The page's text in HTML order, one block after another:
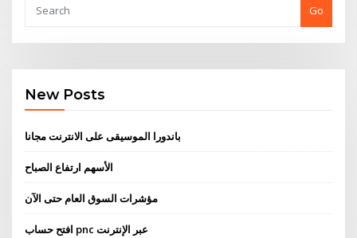
Go
New Posts
باندورا الموسيقى على الانترنت مجانا
الأسهم ارتفاع الصباح
مؤشرات السوق العام حتى الآن
افتح حساب pnc عبر الإنترنت